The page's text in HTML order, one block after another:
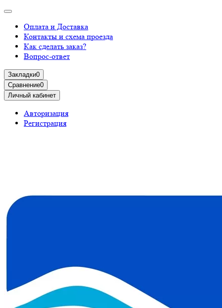
Оплата и Доставка
Контакты и схема проезда
Как сделать заказ?
Вопрос-ответ
Закладки0
Сравнение0
Личный кабинет
Авторизация
Регистрация